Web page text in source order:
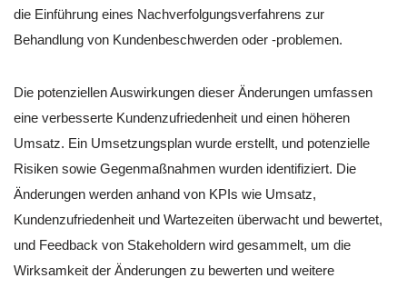
die Einführung eines Nachverfolgungsverfahrens zur
Behandlung von Kundenbeschwerden oder -problemen.
Die potenziellen Auswirkungen dieser Änderungen umfassen
eine verbesserte Kundenzufriedenheit und einen höheren
Umsatz. Ein Umsetzungsplan wurde erstellt, und potenzielle
Risiken sowie Gegenmaßnahmen wurden identifiziert. Die
Änderungen werden anhand von KPIs wie Umsatz,
Kundenzufriedenheit und Wartezeiten überwacht und bewertet,
und Feedback von Stakeholdern wird gesammelt, um die
Wirksamkeit der Änderungen zu bewerten und weitere